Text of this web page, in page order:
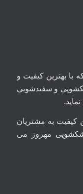
با بهترین کیفیت و
و سفیدشویی
کیفیت به مشتریان
مهروز می